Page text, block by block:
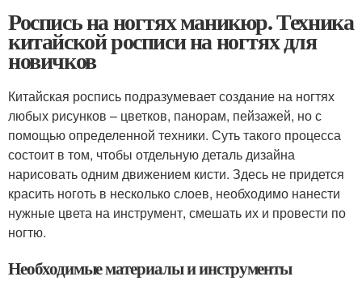
Роспись на ногтях маникюр. Техника
китайской росписи на ногтях для
новичков
Китайская роспись подразумевает создание на ногтях
любых рисунков – цветков, панорам, пейзажей, но с
помощью определенной техники. Суть такого процесса
состоит в том, чтобы отдельную деталь дизайна
нарисовать одним движением кисти. Здесь не придется
красить ноготь в несколько слоев, необходимо нанести
нужные цвета на инструмент, смешать их и провести по
ногтю.
Необходимые материалы и инструменты